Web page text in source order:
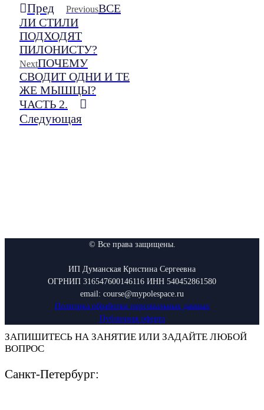
Пред PreviousВСЕ
ЛИ СТИЛИ
ПОДХОДЯТ
ПИЛОНИСТУ?
NextПОЧЕМУ
СВОДИТ ОДНИ И ТЕ
ЖЕ МЫШЦЫ?
ЧАСТЬ 2.
Следующая
© Все права защищены.
ИП Думанская Кристина Сергеевна
ОГРНИП 316547600146116 ИНН 540452861580
email: course@mypolespace.ru
Политика обработки персональных данных
Публичная оферта
ЗАПИШИТЕСЬ НА ЗАНЯТИЕ ИЛИ ЗАДАЙТЕ ЛЮБОЙ
ВОПРОС
Санкт-Петербург: